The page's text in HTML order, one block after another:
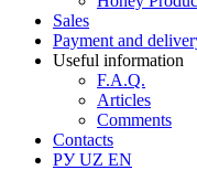
Sales
Payment and
Useful information
F.A.Q.
Articles
Comments
Contacts
РУ UZ EN